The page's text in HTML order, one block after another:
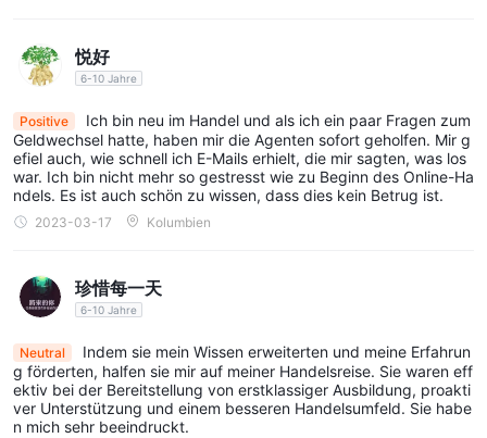
悦好
6-10 Jahre
Positive
Ich bin neu im Handel und als ich ein paar Fragen zum
Geldwechsel hatte, haben mir die Agenten sofort geholfen. Mir g
efiel auch, wie schnell ich E-Mails erhielt, die mir sagten, was los
war. Ich bin nicht mehr so gestresst wie zu Beginn des Online-Ha
ndels. Es ist auch schön zu wissen, dass dies kein Betrug ist.
2023-03-17 Kolumbien
珍惜每一天
6-10 Jahre
Neutral
Indem sie mein Wissen erweiterten und meine Erfahrun
g förderten, halfen sie mir auf meiner Handelsreise. Sie waren eff
ektiv bei der Bereitstellung von erstklassiger Ausbildung, proakti
ver Unterstützung und einem besseren Handelsumfeld. Sie habe
n mich sehr beeindruckt.